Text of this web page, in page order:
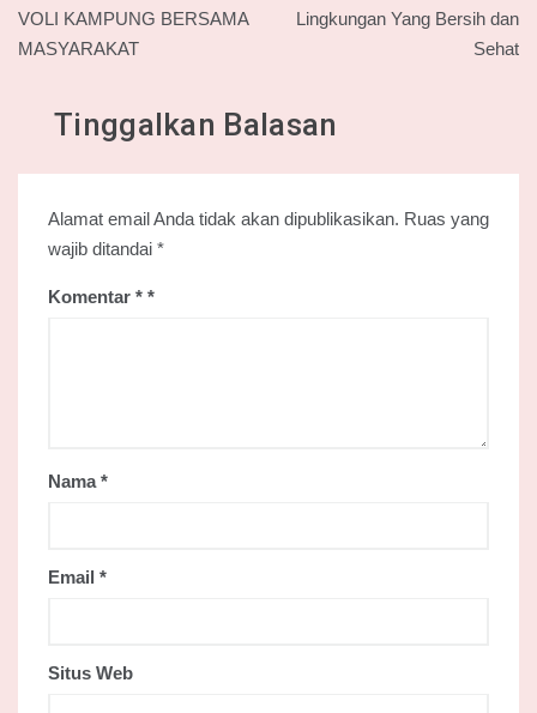
VOLI KAMPUNG BERSAMA
MASYARAKAT
Lingkungan Yang Bersih dan
Sehat
Tinggalkan Balasan
Alamat email Anda tidak akan dipublikasikan. Ruas yang
wajib ditandai *
Komentar *
Nama*
Email *
Situs Web